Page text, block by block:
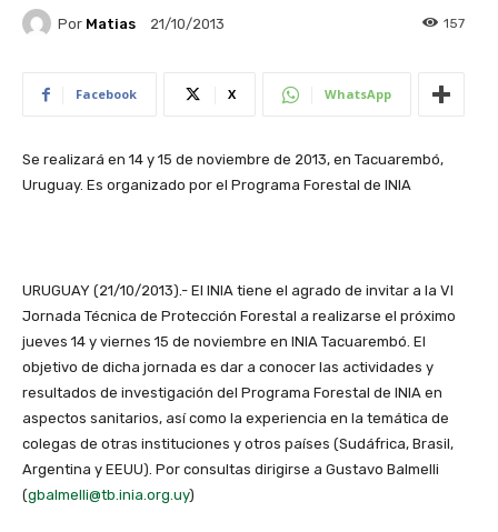
Por Matias 21/10/2013 157
Facebook X WhatsApp
Se realizará en 14 y 15 de noviembre de 2013, en Tacuarembó,
Uruguay. Es organizado por el Programa Forestal de INIA
URUGUAY (21/10/2013).- El INIA tiene el agrado de invitar a la VI
Jornada Técnica de Protección Forestal a realizarse el próximo
jueves 14 y viernes 15 de noviembre en INIA Tacuarembó. El
objetivo de dicha jornada es dar a conocer las actividades y
resultados de investigación del Programa Forestal de INIA en
aspectos sanitarios, así como la experiencia en la temática de
colegas de otras instituciones y otros países (Sudáfrica, Brasil,
Argentina y EEUU). Por consultas dirigirse a Gustavo Balmelli
(gbalmelli@tb.inia.org.uy)